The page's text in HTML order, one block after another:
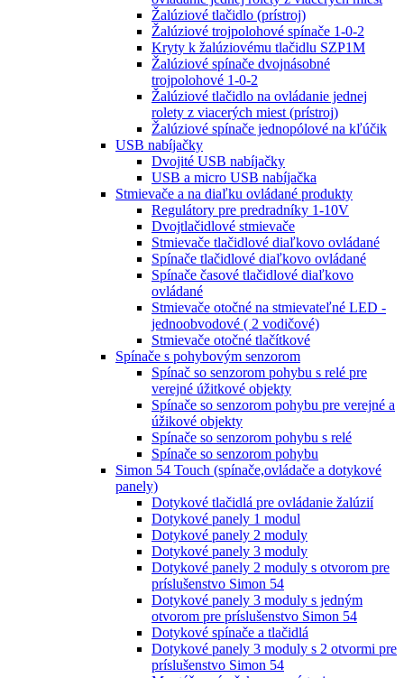
Žalúziové tlačidlo (prístroj)
Žalúziové trojpolohové spínače 1-0-2
Kryty k žalúziovému tlačidlu SZP1M
Žalúziové spínače dvojnásobné
trojpolohové 1-0-2
Žalúziové tlačidlo na ovládanie jednej
rolety z viacerých miest (prístroj)
Žalúziové spínače jednopólové na kľúčik
USB nabíjačky
Dvojité USB nabíjačky
USB a micro USB nabíjačka
Stmievače a na diaľku ovládané produkty
Regulátory pre predradníky 1-10V
Dvojtlačidlové stmievače
Stmievače tlačidlové diaľkovo ovládané
Spínače tlačidlové diaľkovo ovládané
Spínače časové tlačidlové diaľkovo
ovládané
Stmievače otočné na stmievateľné LED -
jednoobvodové ( 2 vodičové)
Stmievače otočné tlačítkové
Spínače s pohybovým senzorom
Spínač so senzorom pohybu s relé pre
verejné úžitkové objekty
Spínače so senzorom pohybu pre verejné a
úžikové objekty
Spínače so senzorom pohybu s relé
Spínače so senzorom pohybu
Simon 54 Touch (spínače,ovládače a dotykové
panely)
Dotykové tlačidlá pre ovládanie žalúzií
Dotykové panely 1 modul
Dotykové panely 2 moduly
Dotykové panely 3 moduly
Dotykové panely 2 moduly s otvorom pre
príslušenstvo Simon 54
Dotykové panely 3 moduly s jedným
otvorom pre príslušenstvo Simon 54
Dotykové spínače a tlačidlá
Dotykové panely 3 moduly s 2 otvormi pre
príslušenstvo Simon 54